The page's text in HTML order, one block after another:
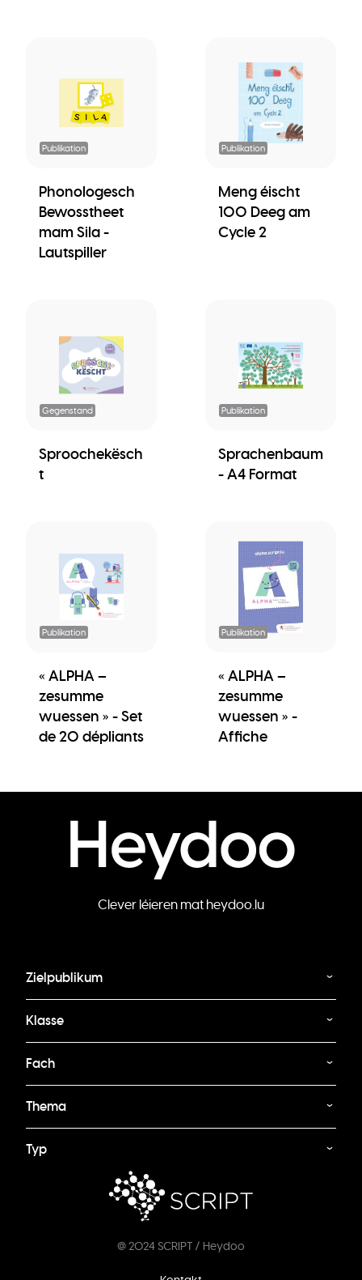
Publikation
Phonologesch
Bewosstheet
mam Sila -
Lautspiller
Publikation
Meng éischt
100 Deeg am
Cycle 2
Gegenstand
Sproochekësch
t
Publikation
Sprachenbaum
- A4 Format
Publikation
« ALPHA –
zesumme
wuessen » - Set
de 20 dépliants
Publikation
« ALPHA –
zesumme
wuessen » -
Affiche
Clever léieren mat heydoo.lu
Zielpublikum
Klasse
Fach
Thema
Typ
@ 2024 SCRIPT / Heydoo